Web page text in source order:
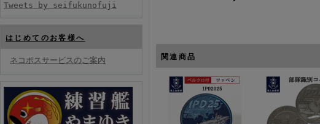
Tweets by seifukunofuji
はじめてのお客様へ
ネコポスサービスのご案内 関連商品